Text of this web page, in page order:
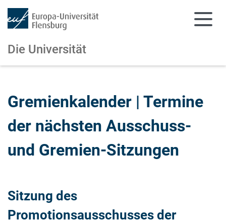
Die Universität
Gremienkalender | Termine
der nächsten Ausschuss-
und Gremien-Sitzungen
Sitzung des
Promotionsausschusses der